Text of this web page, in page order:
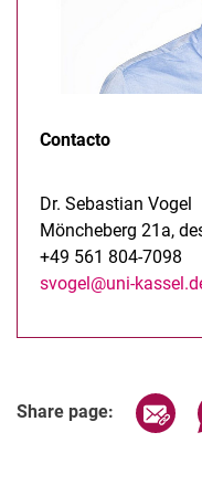
Contacto
Dr. Sebastian Vogel
Möncheberg 21a,
+49 561 804-7098
svogel@uni-
Share page: